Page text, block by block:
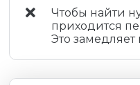
Чтобы найти
приходится
Это замедляет